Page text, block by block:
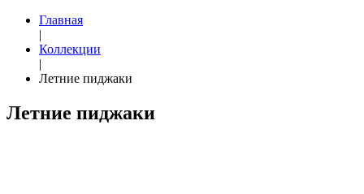
Главная
|
Коллекции
|
Летние пиджаки
Летние пиджаки